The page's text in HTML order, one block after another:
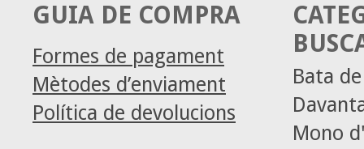
GUIA DE COMPRA
Formes de pagament
Mètodes d’enviament
Política de devolucions
Bata
Mono